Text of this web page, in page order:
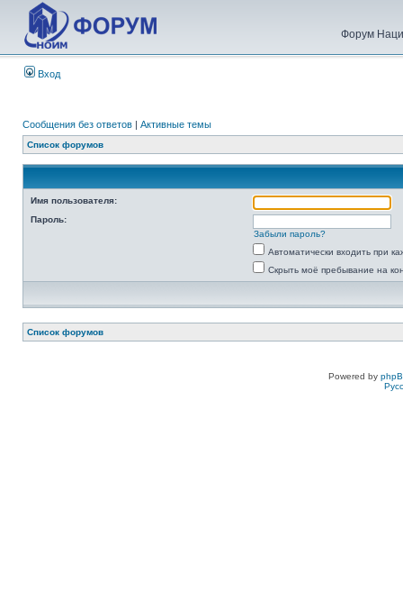
Форум
Вход
Сообщения без ответов | Активные темы
Список форумов
Имя пользователя:
Пароль:
Забыли пароль?
Автоматически входить при
Скрыть моё пребывание на
Список форумов
Powered by